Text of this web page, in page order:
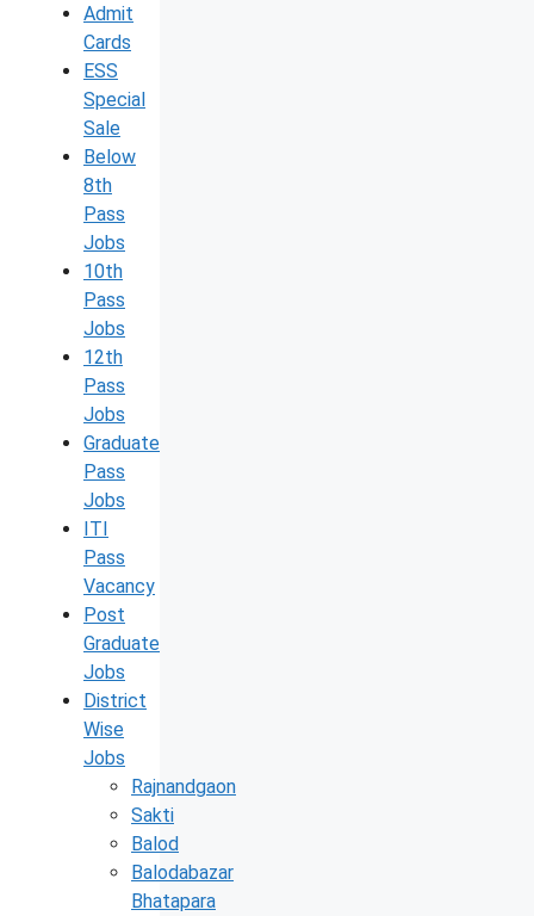
Admit
Cards
ESS
Special
Sale
Below
8th
Pass
Jobs
10th
Pass
Jobs
12th
Pass
Jobs
Graduate
Pass
Jobs
ITI
Pass
Vacancy
Post
Graduate
Jobs
District
Wise
Jobs
Rajnandgaon
Sakti
Balod
Balodabazar
Bhatapara